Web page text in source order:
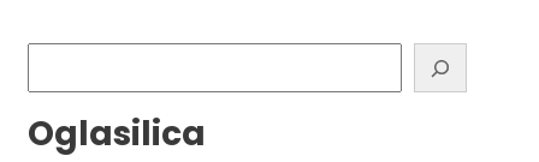
Oglasilica